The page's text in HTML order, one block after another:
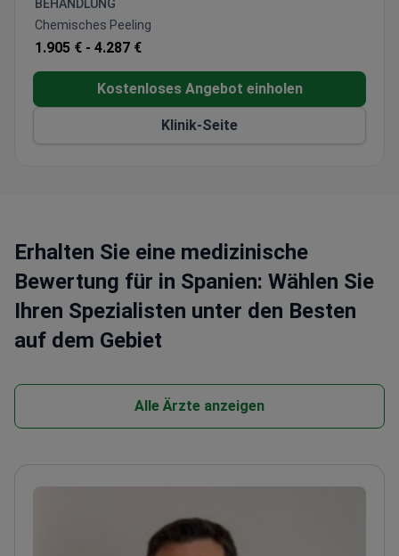
Surgery und die Sociedad Espanola de Cirugia
Plastica
Beliebtes Ziel für internationale Patienten aus den
Kombiniert kosmetische Dermatologie mit
chirurgischen Eingriffen
BEHANDLUNG
Chemisches Peeling
1.905 € - 4.287 €
Kostenloses Angebot einholen
Klinik-Seite
Erhalten Sie eine medizinische
Bewertung für in Spanien: Wählen Sie
Ihren Spezialisten unter den Besten
auf dem Gebiet
Alle Ärzte anzeigen